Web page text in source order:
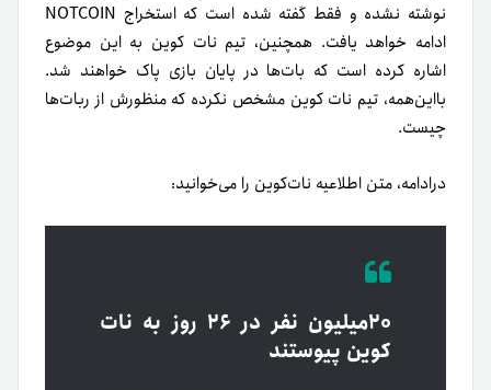
نوشته نشده و فقط گفته شده است که استخراج NOTCOIN
ادامه خواهد یافت. همچنین، تیم نات کوین به این موضوع
اشاره کرده است که بات‌ها در پایان بازی پاک خواهند شد.
بااین‌همه، تیم نات کوین مشخص نکرده که منظورش از ربات‌ها
چیست.
درادامه، متن اطلاعیه نات‌کوین را می‌‌خوانید:
۲۰میلیون نفر در ۲۶ روز به نات
کوین پیوستند